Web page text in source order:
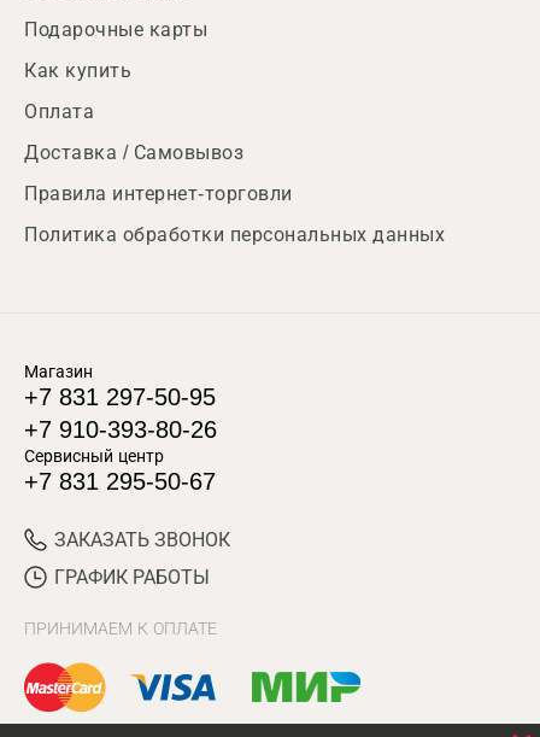
Подарочные карты
Как купить
Оплата
Доставка / Самовывоз
Правила интернет-торговли
Политика обработки персональных данных
Магазин
+7 831 297-50-95
+7 910-393-80-26
Сервисный центр
+7 831 295-50-67
ЗАКАЗАТЬ ЗВОНОК
ГРАФИК РАБОТЫ
ПРИНИМАЕМ К ОПЛАТЕ